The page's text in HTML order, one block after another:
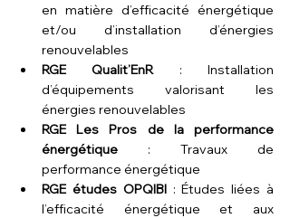
en matière d’efficacité énergétique
et/ou d’installation d’énergies
renouvelables
RGE Qualit’EnR : Installation
d’équipements valorisant les
énergies renouvelables
RGE Les Pros de la performance
énergétique : Travaux de
performance énergétique
RGE études OPQIBI : Études liées à
l’efficacité énergétique et aux